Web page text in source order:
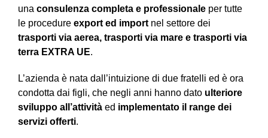
una consulenza completa e professionale per tutte
le procedure export ed import nel settore dei
trasporti via aerea, trasporti via mare e trasporti via
terra EXTRA UE.
L’azienda è nata dall’intuizione di due fratelli ed è ora
condotta dai figli, che negli anni hanno dato ulteriore
sviluppo all’attività ed implementato il range dei
servizi offerti.